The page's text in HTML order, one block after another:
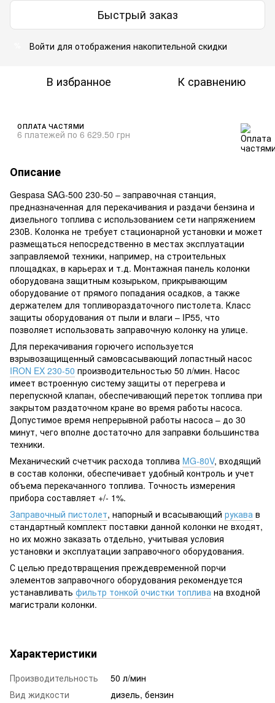
Быстрый заказ
Войти для отображения накопительной скидки
В избранное К сравнению
ОПЛАТА ЧАСТЯМИ
6 платежей по 6 629.50 грн
Описание
Gespasa SAG-500 230-50 – заправочная станция,
предназначенная для перекачивания и раздачи бензина и
дизельного топлива с использованием сети напряжением
230В. Колонка не требует стационарной установки и может
размещаться непосредственно в местах эксплуатации
заправляемой техники, например, на строительных
площадках, в карьерах и т.д. Монтажная панель колонки
оборудована защитным козырьком, прикрывающим
оборудование от прямого попадания осадков, а также
держателем для топливораздаточного пистолета. Класс
защиты оборудования от пыли и влаги – IP55, что
позволяет использовать заправочную колонку на улице.
Для перекачивания горючего используется
взрывозащищенный самовсасывающий лопастный насос
IRON EX 230-50 производительностью 50 л/мин. Насос
имеет встроенную систему защиты от перегрева и
перепускной клапан, обеспечивающий переток топлива при
закрытом раздаточном кране во время работы насоса.
Допустимое время непрерывной работы насоса – до 30
минут, чего вполне достаточно для заправки большинства
техники.
Механический счетчик расхода топлива MG-80V, входящий
в состав колонки, обеспечивает удобный контроль и учет
объема перекачанного топлива. Точность измерения
прибора составляет +/- 1%.
Заправочный пистолет, напорный и всасывающий рукава в
стандартный комплект поставки данной колонки не входят,
но их можно заказать отдельно, учитывая условия
установки и эксплуатации заправочного оборудования.
С целью предотвращения преждевременной порчи
элементов заправочного оборудования рекомендуется
устанавливать фильтр тонкой очистки топлива на входной
магистрали колонки.
Характеристики
Производительность
50 л/мин
Вид жидкости
дизель, бензин